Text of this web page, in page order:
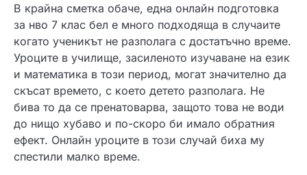
В крайна сметка обаче, една онлайн подготовка
за нво 7 клас бел е много подходяща в случаите
когато ученикът не разполага с достатъчно време.
Уроците в училище, засиленото изучаване на език
и математика в този период, могат значително да
скъсат времето, с което детето разполага. Не
бива то да се пренатоварва, защото това не води
до нищо хубаво и по-скоро би имало обратния
ефект. Онлайн уроците в този случай биха му
спестили малко време.